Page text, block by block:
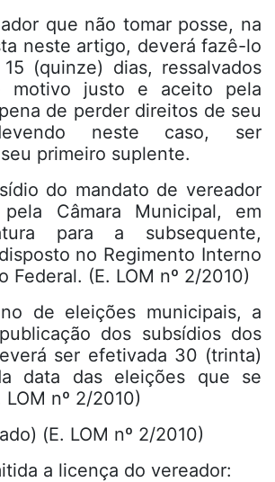
que não tomar posse, na
neste artigo, deverá fazê-lo
(quinze) dias, ressalvados
motivo justo e aceito pela
de perder direitos de seu
neste caso, ser
primeiro suplente.
do mandato de vereador
Câmara Municipal, em
para a subsequente,
no Regimento Interno
Federal. (E. LOM nº 2/2010)
de eleições municipais, a
dos subsídios dos
ser efetivada 30 (trinta)
data das eleições que se
nº 2/2010)
(E. LOM nº 2/2010)
a licença do vereador: